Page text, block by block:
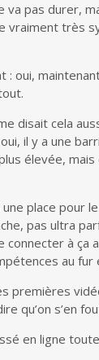
pas durer,
vraiment très
: oui,
disait cela
il y a une
élevée,
place pour
pas ultra
connecter à ça
au fur
premières
qu’on s’en
en ligne